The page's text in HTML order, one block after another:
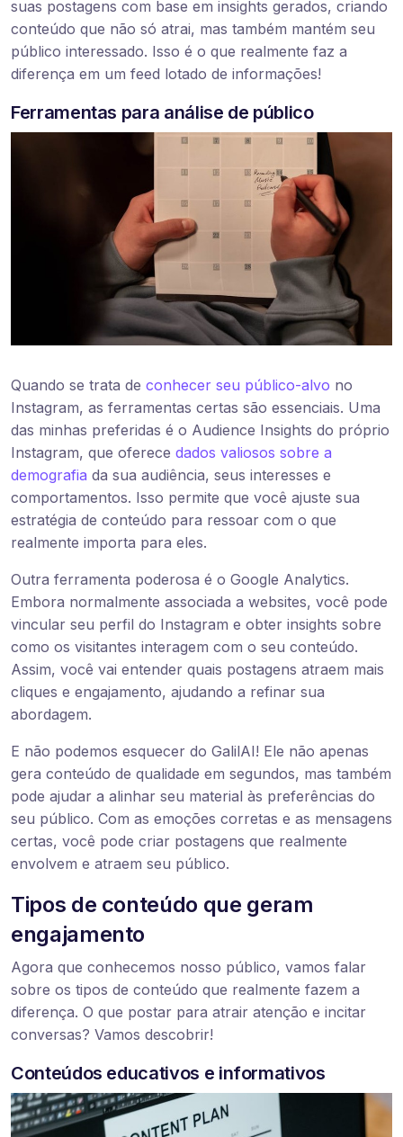
suas postagens com base em insights gerados, criando
conteúdo que não só atrai, mas também mantém seu
público interessado. Isso é o que realmente faz a
diferença em um feed lotado de informações!
Ferramentas para análise de público
Quando se trata de conhecer seu público-alvo no
Instagram, as ferramentas certas são essenciais. Uma
das minhas preferidas é o Audience Insights do próprio
Instagram, que oferece dados valiosos sobre a
demografia da sua audiência, seus interesses e
comportamentos. Isso permite que você ajuste sua
estratégia de conteúdo para ressoar com o que
realmente importa para eles.
Outra ferramenta poderosa é o Google Analytics.
Embora normalmente associada a websites, você pode
vincular seu perfil do Instagram e obter insights sobre
como os visitantes interagem com o seu conteúdo.
Assim, você vai entender quais postagens atraem mais
cliques e engajamento, ajudando a refinar sua
abordagem.
E não podemos esquecer do GalilAI! Ele não apenas
gera conteúdo de qualidade em segundos, mas também
pode ajudar a alinhar seu material às preferências do
seu público. Com as emoções corretas e as mensagens
certas, você pode criar postagens que realmente
envolvem e atraem seu público.
Tipos de conteúdo que geram
engajamento
Agora que conhecemos nosso público, vamos falar
sobre os tipos de conteúdo que realmente fazem a
diferença. O que postar para atrair atenção e incitar
conversas? Vamos descobrir!
Conteúdos educativos e informativos